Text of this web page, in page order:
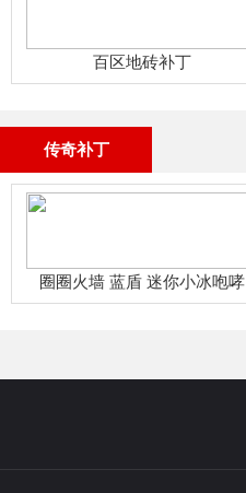
百区地砖补丁
传奇补丁
圈圈火墙 蓝盾 迷你小冰咆哮